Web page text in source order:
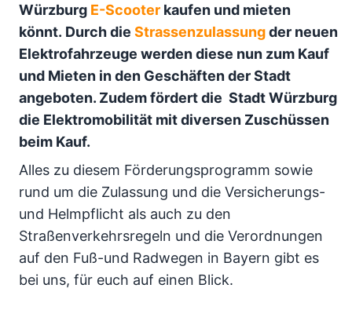
Würzburg E-Scooter kaufen und mieten
könnt. Durch die Strassenzulassungder neuen
Elektrofahrzeuge werden diese nun zum Kauf
und Mieten in den Geschäften der Stadt
angeboten. Zudem fördert die Stadt Würzburg
die Elektromobilität mit diversen Zuschüssen
beim Kauf.
Alles zu diesem Förderungsprogramm sowie
rund um die Zulassung und die Versicherungs-
und Helmpflicht als auch zu den
Straßenverkehrsregeln und die Verordnungen
auf den Fuß-und Radwegen in Bayern gibt es
bei uns, für euch auf einen Blick.